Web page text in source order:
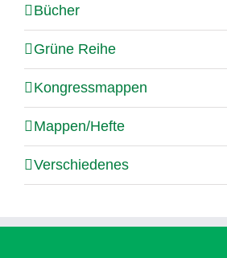
Bücher
Grüne Reihe
Kongressmappen
Mappen/Hefte
Verschiedenes